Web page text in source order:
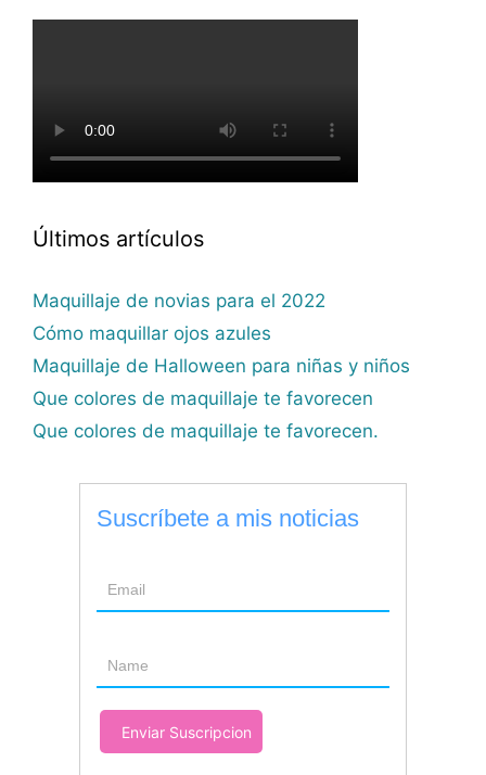
Últimos artículos
Maquillaje de novias para el 2022
Cómo maquillar ojos azules
Maquillaje de Halloween para niñas y niños
Que colores de maquillaje te favorecen
Que colores de maquillaje te favorecen.
Suscríbete a mis noticias